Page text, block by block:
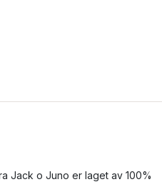
Jack o Juno er laget av 100%